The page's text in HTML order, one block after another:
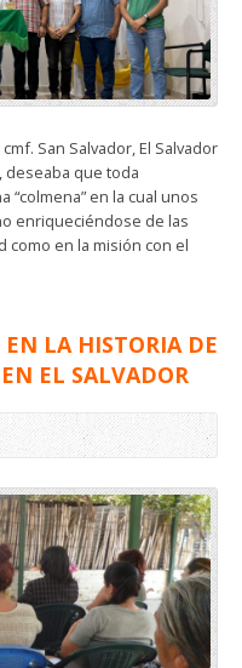
San Salvador, El Salvador
que toda
en la cual unos
enriqueciéndose de las
como en la misión con el
EN LA HISTORIA DE
EL SALVADOR